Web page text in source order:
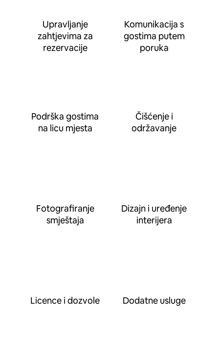
Upravljanje
zahtjevima za
rezervacije
Komunikacija s
gostima putem
poruka
Podrška gostima
na licu mjesta
Čišćenje i
održavanje
Fotografiranje
smještaja
Dizajn i uređenje
interijera
Licence i dozvole Dodatne usluge